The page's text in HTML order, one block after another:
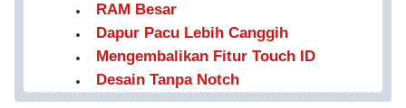
RAM Besar
Dapur Pacu Lebih Canggih
Mengembalikan Fitur Touch ID
Desain Tanpa Notch